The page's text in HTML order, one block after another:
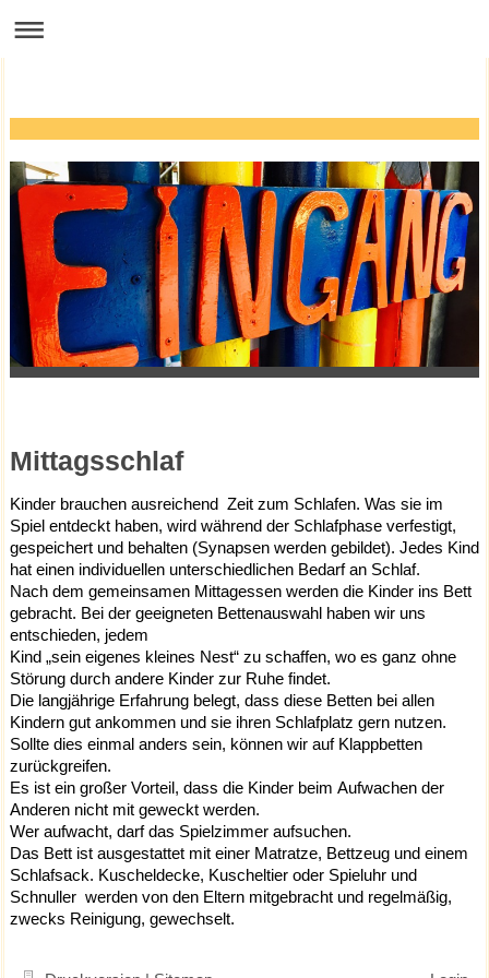
Mittagsschlaf
Kinder brauchen ausreichend Zeit zum Schlafen. Was sie im
Spiel entdeckt haben, wird während der Schlafphase verfestigt,
gespeichert und behalten (Synapsen werden gebildet). Jedes Kind
hat einen individuellen unterschiedlichen Bedarf an Schlaf.
Nach dem gemeinsamen Mittagessen werden die Kinder ins Bett
gebracht. Bei der geeigneten Bettenauswahl haben wir uns
entschieden, jedem
Kind „sein eigenes kleines Nest“ zu schaffen, wo es ganz ohne
Störung durch andere Kinder zur Ruhe findet.
Die langjährige Erfahrung belegt, dass diese Betten bei allen
Kindern gut ankommen und sie ihren Schlafplatz gern nutzen.
Sollte dies einmal anders sein, können wir auf Klappbetten
zurückgreifen.
Es ist ein großer Vorteil, dass die Kinder beim Aufwachen der
Anderen nicht mit geweckt werden.
Wer aufwacht, darf das Spielzimmer aufsuchen.
Das Bett ist ausgestattet mit einer Matratze, Bettzeug und einem
Schlafsack. Kuscheldecke, Kuscheltier oder Spieluhr und
Schnuller werden von den Eltern mitgebracht und regelmäßig,
zwecks Reinigung, gewechselt.